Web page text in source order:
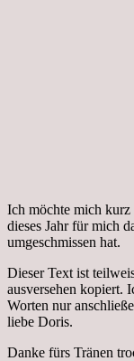
Ich möchte mich kurz
dieses Jahr für mich
umgeschmissen hat.
Dieser Text ist
ausversehen kopiert.
Worten nur
liebe Doris.
Danke fürs Tränen